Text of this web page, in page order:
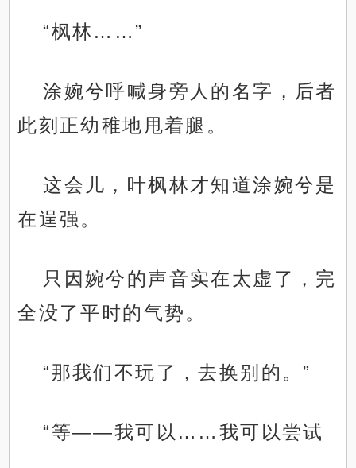
“枫林……”
涂婉兮呼喊身旁人的名字，后者
此刻正幼稚地甩着腿。
这会儿，叶枫林才知道涂婉兮是
在逞强。
只因婉兮的声音实在太虚了，完
全没了平时的气势。
“那我们不玩了，去换别的。”
“等——我可以……我可以尝试